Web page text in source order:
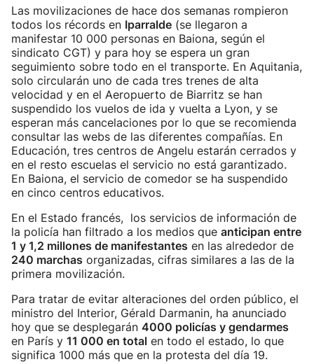
Las movilizaciones de hace dos semanas rompieron
todos los récords en Iparralde (se llegaron a
manifestar 10 000 personas en Baiona, según el
sindicato CGT) y para hoy se espera un gran
seguimiento sobre todo en el transporte. En Aquitania,
solo circularán uno de cada tres trenes de alta
velocidad y en el Aeropuerto de Biarritz se han
suspendido los vuelos de ida y vuelta a Lyon, y se
esperan más cancelaciones por lo que se recomienda
consultar las webs de las diferentes compañías. En
Educación, tres centros de Angelu estarán cerrados y
en el resto escuelas el servicio no está garantizado.
En Baiona, el servicio de comedor se ha suspendido
en cinco centros educativos.
En el Estado francés, los servicios de información de
la policía han filtrado a los medios que anticipan entre
1 y 1,2 millones de manifestantes en las alrededor de
240 marchas organizadas, cifras similares a las de la
primera movilización.
Para tratar de evitar alteraciones del orden público, el
ministro del Interior, Gérald Darmanin, ha anunciado
hoy que se desplegarán 4000 policías y gendarmes
en París y 11 000 en total en todo el estado, lo que
significa 1000 más que en la protesta del día 19.